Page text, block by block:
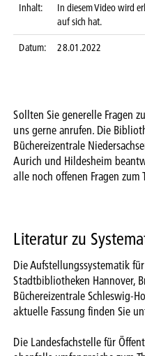
Inhalt:
In diesem Video wird
auf sich hat.
Datum: 28.01.2022
Sollten Sie generelle Fragen
uns gerne anrufen. Die
Büchereizentrale
Aurich und Hildesheim
alle noch offenen Fragen zum
Literatur zu
Die Aufstellungssystematik
Stadtbibliotheken Hannover,
Büchereizentrale Schleswig-
aktuelle Fassung finden Sie
Die Landesfachstelle für